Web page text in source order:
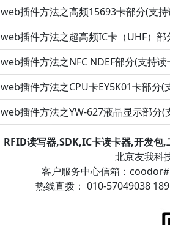
web插件方法之高频15693卡部分(支
web插件方法之超高频IC卡（UHF）部
web插件方法之NFC NDEF部分(支持
web插件方法之CPU卡EY5K01卡部分(
web插件方法之YW-627液晶显示部分(
RFID读写器,SDK,IC卡读卡器,开发包
北京友我科
客户服务中心信箱：
热线直拨： 010-57049038